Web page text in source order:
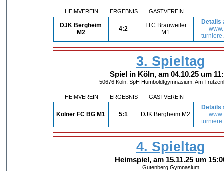
HEIMVEREIN ERGEBNIS GASTVEREIN
DJK Bergheim
M2
4:2
TTC Brauweiler
M1
Details
www.
3. Spieltag
Spiel in Köln, am 04.10.25 um
50676 Köln, SpH Humboldtgymnasium, Am
HEIMVEREIN ERGEBNIS GASTVEREIN
Kölner FC BG M1 5:1 DJK Bergheim M2
Details
www.
4. Spieltag
Heimspiel, am 15.11.25 um
Gutenberg Gymnasium